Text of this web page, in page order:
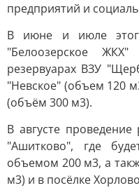
предприятий и
В июне и июле
"Белоозерское
резервуарах ВЗУ
"Невское" (объем 120
(объём 300 м3).
В августе
"Ашитково", где
объемом 200 м3, а
м3) и в посёлке